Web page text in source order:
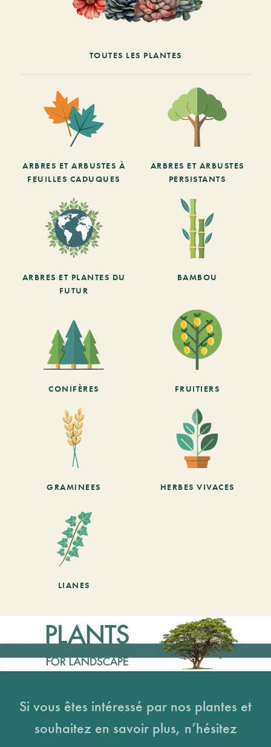
TOUTES LES PLANTES
ARBRES ET ARBUSTES À
FEUILLES CADUQUES
ARBRES ET ARBUSTES
PERSISTANTS
ARBRES ET PLANTES DU
FUTUR
BAMBOU
CONIFÈRES FRUITIERS
GRAMINEES HERBES VIVACES
LIANES
Si vous êtes intéressé par nos plantes et
souhaitez en savoir plus, n’hésitez